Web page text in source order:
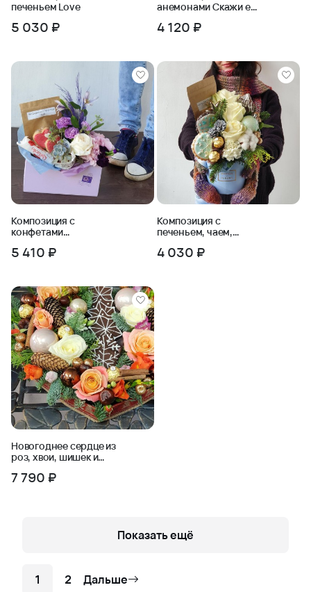
печеньем Love
5 030 ₽
анемонами Скажи ему
4 120 ₽
Композиция с
конфетами
5 410 ₽
Композиция с
печеньем, чаем,
Зимний вечер
4 030 ₽
Новогоднее сердце из
роз, хвои, шишек и
7 790 ₽
Показать ещё
1 2 Дальше